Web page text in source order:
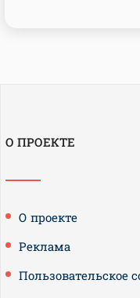
О ПРОЕКТЕ
О проекте
Реклама
Пользовательское